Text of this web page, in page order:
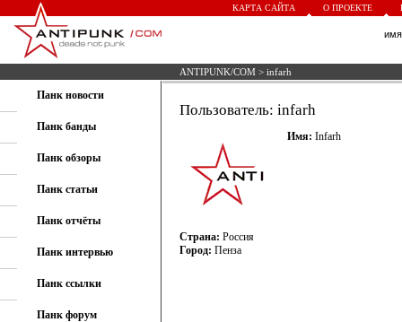
КАРТА САЙТА О ПРОЕКТЕ
ANTIPUNK/COM > infarh
Панк новости
Панк банды
Панк обзоры
Панк статьи
Панк отчёты
Панк интервью
Панк ссылки
Панк форум
Пользователь: infarh
Имя: Infarh
Страна: Россия
Город: Пенза